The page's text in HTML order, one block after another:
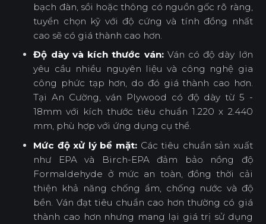
bạch đàn, sồi hoặc thông có nguồn gốc rõ ràng,
tuyển chọn kỹ với độ cứng và tính đồng nhất
cao sẽ có giá thành cao hơn.
Độ dày và kích thước ván:Ván có độ dày lớn
yêu cầu nhiều nguyên liệu và công nghệ gia
công phức tạp hơn, do đó giá thành cao hơn.
Tại An Cường, ván Plywood có độ dày từ 5 -
18mm với kích thước tiêu chuẩn 1.220 x 2.440
mm, phù hợp với ứng dụng cụ thể.
Mức độ xử lý bề mặt: Các tiêu chuẩn sản xuất
như EPA và Birch-EPA đảm bảo nồng độ
Formaldehyde ở mức an toàn, đồng thời cải
thiện khả năng chống ẩm, chống nước và độ
bền. Ván đạt tiêu chuẩn cao hơn thường có giá
thành cao hơn nhưng mang lại giá trị sử dụng